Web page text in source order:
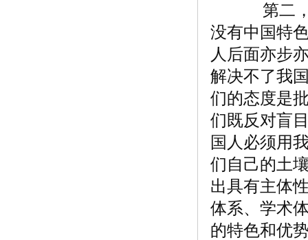
第二，
没有中国特
人后面亦步
解决不了我
们的态度是
们既反对盲
国人必须用
们自己的土
出具有主体
体系、学术
的特色和优